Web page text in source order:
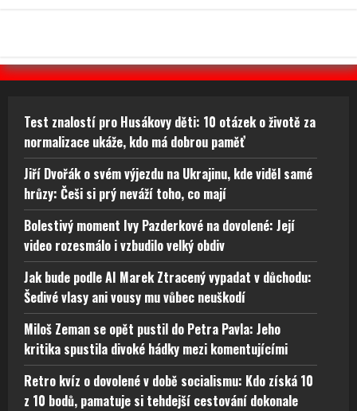
Test znalostí pro Husákovy děti: 10 otázek o životě za
normalizace ukáže, kdo má dobrou paměť
Jiří Dvořák o svém výjezdu na Ukrajinu, kde viděl samé
hrůzy: Češi si prý neváží toho, co mají
Bolestivý moment Ivy Pazderkové na dovolené: Její
video rozesmálo i vzbudilo velký obdiv
Jak bude podle AI Marek Ztracený vypadat v důchodu:
Šedivé vlasy ani vousy mu vůbec neuškodí
Miloš Zeman se opět pustil do Petra Pavla: Jeho
kritika spustila divoké hádky mezi komentujícími
Retro kvíz o dovolené v době socialismu: Kdo získá 10
z 10 bodů, pamatuje si tehdejší cestování dokonale